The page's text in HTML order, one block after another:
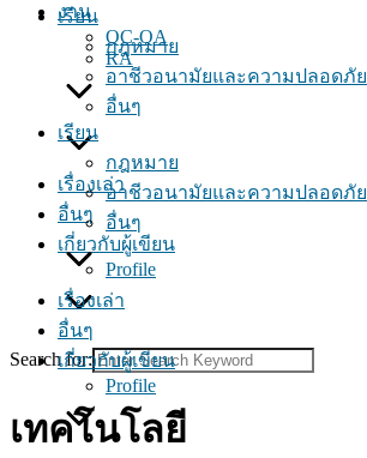
งาน
QC-QA
RA
เรียน
กฎหมาย
อาชีวอนามัยและความปลอดภัย
อื่นๆ
เรื่องเล่า
อื่นๆ
เกี่ยวกับผู้เขียน
Profile
เรียน
กฎหมาย
อาชีวอนามัยและความปลอดภัย
อื่นๆ
เรื่องเล่า
อื่นๆ
เกี่ยวกับผู้เขียน
Profile
Search for:
เทคโนโลยี